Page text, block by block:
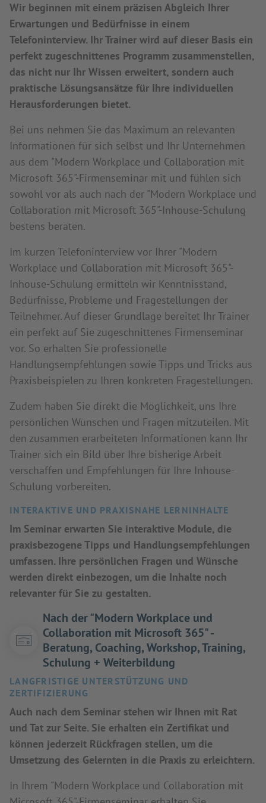
Wir beginnen mit einem präzisen Abgleich Ihrer
Erwartungen und Bedürfnisse in einem
Telefoninterview. Ihr Trainer wird auf dieser Basis ein
perfekt zugeschnittenes Programm zusammenstellen,
das nicht nur Ihr Wissen erweitert, sondern auch
praktische Lösungsansätze für Ihre individuellen
Herausforderungen bietet.
Bei uns nehmen Sie das Maximum an relevanten
Informationen für sich selbst und Ihr Unternehmen
aus dem "Modern Workplace und Collaboration mit
Microsoft 365"-Firmenseminar mit und fühlen sich
sowohl vor als auch nach der "Modern Workplace und
Collaboration mit Microsoft 365"-Inhouse-Schulung
bestens beraten.
Im kurzen Telefoninterview vor Ihrer "Modern
Workplace und Collaboration mit Microsoft 365"-
Inhouse-Schulung ermitteln wir Kenntnisstand,
Bedürfnisse, Probleme und Fragestellungen der
Teilnehmer. Auf dieser Grundlage bereitet Ihr Trainer
ein perfekt auf Sie zugeschnittenes Firmenseminar
vor. So erhalten Sie professionelle
Handlungsempfehlungen sowie Tipps und Tricks aus
Praxisbeispielen zu Ihren konkreten Fragestellungen.
Zudem haben Sie direkt die Möglichkeit, uns Ihre
persönlichen Wünschen und Fragen mitzuteilen. Mit
den zusammen erarbeiteten Informationen kann Ihr
Trainer sich ein Bild über Ihre bisherige Arbeit
verschaffen und Empfehlungen für Ihre Inhouse-
Schulung vorbereiten.
INTERAKTIVE UND PRAXISNAHE LERNINHALTE
Im Seminar erwarten Sie interaktive Module, die
praxisbezogene Tipps und Handlungsempfehlungen
umfassen. Ihre persönlichen Fragen und Wünsche
werden direkt einbezogen, um die Inhalte noch
relevanter für Sie zu gestalten.
Nach der "Modern Workplace und
Collaboration mit Microsoft 365" -
Beratung, Coaching, Workshop, Training,
Schulung + Weiterbildung
LANGFRISTIGE UNTERSTÜTZUNG UND
ZERTIFIZIERUNG
Auch nach dem Seminar stehen wir Ihnen mit Rat
und Tat zur Seite. Sie erhalten ein Zertifikat und
können jederzeit Rückfragen stellen, um die
Umsetzung des Gelernten in die Praxis zu erleichtern.
In Ihrem "Modern Workplace und Collaboration mit